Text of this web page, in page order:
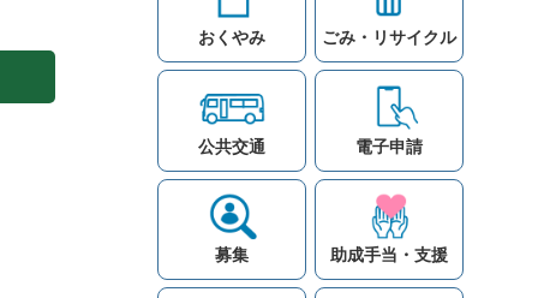
おくやみ ごみ・リサイクル
公共交通 電子申請
募集 助成手当・支援